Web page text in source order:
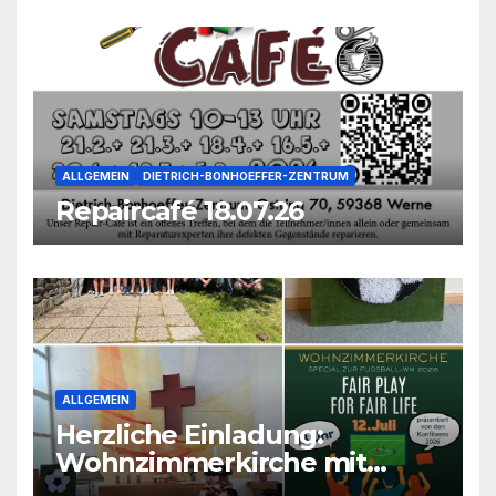
ALLGEMEIN DIETRICH-BONHOEFFER-ZENTRUM
Repaircafé 18.07.26
ALLGEMEIN
Herzliche Einladung:
Wohnzimmerkirche mit
unseren Konfis